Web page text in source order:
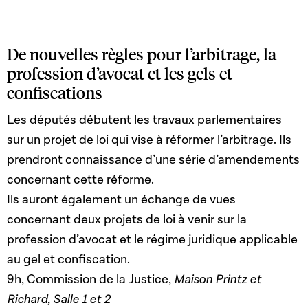
De nouvelles règles pour l’arbitrage, la
profession d’avocat et les gels et
confiscations
Les députés débutent les travaux parlementaires
sur un projet de loi qui vise à réformer l’arbitrage. Ils
prendront connaissance d’une série d’amendements
concernant cette réforme.
Ils auront également un échange de vues
concernant deux projets de loi à venir sur la
profession d’avocat et le régime juridique applicable
au gel et confiscation.
9h, Commission de la Justice, Maison Printz et
Richard, Salle 1 et 2